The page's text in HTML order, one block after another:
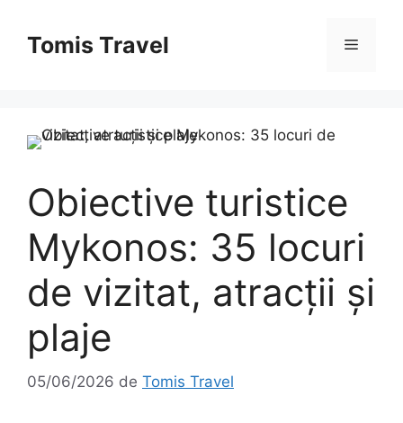
conținutTomis Travel Meniu
Obiective turistice
Mykonos: 35 locuri
de vizitat, atracții și
plaje
05/06/2026 de Tomis Travel